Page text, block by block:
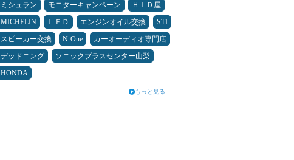
ミシュラン モニターキャンペーン
ＨＩＤ屋
MICHELIN
ＬＥＤ エンジンオイル交換
STI
スピーカー交換
N-One
カーオーディオ専門店
デッドニング
ソニックプラスセンター山梨
HONDA
もっと見る